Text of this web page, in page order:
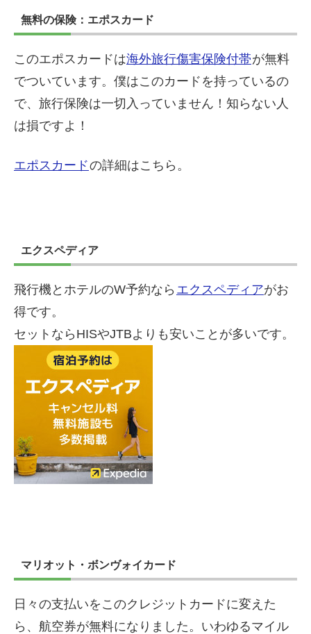
無料の保険：エポスカード
このエポスカードは海外旅行傷害保険付帯が無料
でついています。僕はこのカードを持っているの
で、旅行保険は一切入っていません！知らない人
は損ですよ！
エポスカードの詳細はこちら。
エクスペディア
飛行機とホテルのW予約なら エクスペディアがお
得です。
セットならHISやJTBよりも安いことが多いです。
マリオット・ボンヴォイカード
日々の支払いをこのクレジットカードに変えた
ら、航空券が無料になりました。いわゆるマイル